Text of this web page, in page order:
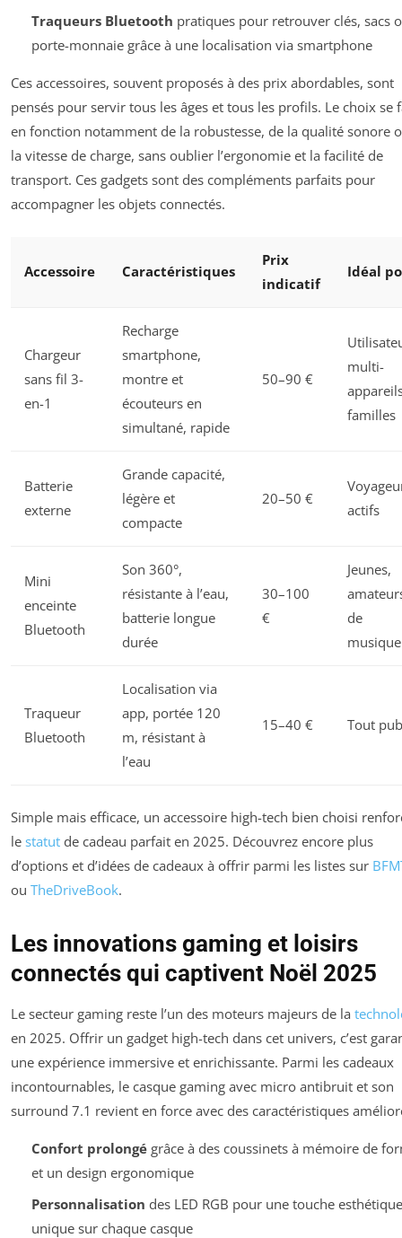
Traqueurs Bluetooth pratiques pour retrouver clés, sacs
porte-monnaie grâce à une localisation via smartphone
Ces accessoires, souvent proposés à des prix abordables, sont
pensés pour servir tous les âges et tous les profils. Le choix se
en fonction notamment de la robustesse, de la qualité sonore
la vitesse de charge, sans oublier l’ergonomie et la facilité de
transport. Ces gadgets sont des compléments parfaits pour
accompagner les objets connectés.
Accessoire Caractéristiques
Prix
indicatif
Idéal
Chargeur
sans fil 3-
en-1
Recharge
smartphone,
montre et
écouteurs en
simultané, rapide
50–90 €
multi-
familles
Batterie
externe
Grande capacité,
légère et
compacte
20–50 €
actifs
Mini
enceinte
Bluetooth
Son 360°,
résistante à l’eau,
batterie longue
durée
30–100
€
Jeunes,
de
musique
Traqueur
Bluetooth
Localisation via
app, portée 120
m, résistant à
l’eau
15–40 € Tout
Simple mais efficace, un accessoire high-tech bien choisi
le statut de cadeau parfait en 2025. Découvrez encore plus
d’options et d’idées de cadeaux à offrir parmi les listes sur
ou TheDriveBook.
Les innovations gaming et loisirs
connectés qui captivent Noël 2025
Le secteur gaming reste l’un des moteurs majeurs de la
en 2025. Offrir un gadget high-tech dans cet univers, c’est
une expérience immersive et enrichissante. Parmi les cadeaux
incontournables, le casque gaming avec micro antibruit et son
surround 7.1 revient en force avec des caractéristiques
Confort prolongégrâce à des coussinets à mémoire de
et un design ergonomique
Personnalisation des LED RGB pour une touche esthétique
unique sur chaque casque